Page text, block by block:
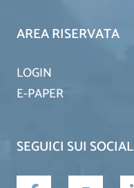
AREA RISERVATA
LOGIN
E-PAPER
SEGUICI SUI SOCIAL